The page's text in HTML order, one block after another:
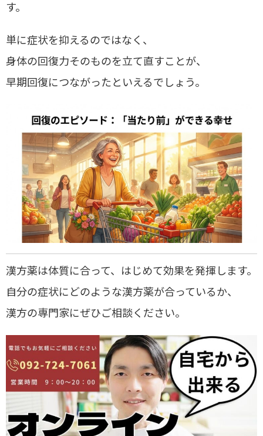
す。
単に症状を抑えるのではなく、
身体の回復力そのものを立て直すことが、
早期回復につながったといえるでしょう。
漢方薬は体質に合って、はじめて効果を発揮します。
自分の症状にどのような漢方薬が合っているか、
漢方の専門家にぜひご相談ください。